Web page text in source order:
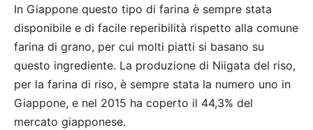
In Giappone questo tipo di farina è sempre stata
disponibile e di facile reperibilità rispetto alla comune
farina di grano, per cui molti piatti si basano su
questo ingrediente. La produzione di Niigata del riso,
per la farina di riso, è sempre stata la numero uno in
Giappone, e nel 2015 ha coperto il 44,3% del
mercato giapponese.